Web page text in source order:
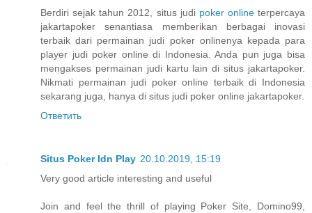
Berdiri sejak tahun 2012, situs judi poker onlineterpercaya
jakartapoker senantiasa memberikan berbagai inovasi
terbaik dari permainan judi poker onlinenya kepada para
player judi poker online di Indonesia. Anda pun juga bisa
mengakses permainan judi kartu lain di situs jakartapoker.
Nikmati permainan judi poker online terbaik di Indonesia
sekarang juga, hanya di situs judi poker online jakartapoker.
Ответить
Situs Poker Idn Play 20.10.2019, 15:19
Very good article interesting and useful
Join and feel the thrill of playing Poker Site, Domino99,